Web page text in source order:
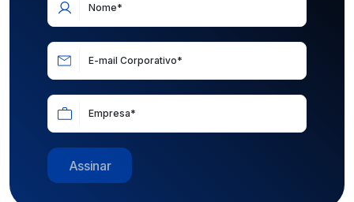
Nome*
E-mail Corporativo*
Empresa*
Assinar